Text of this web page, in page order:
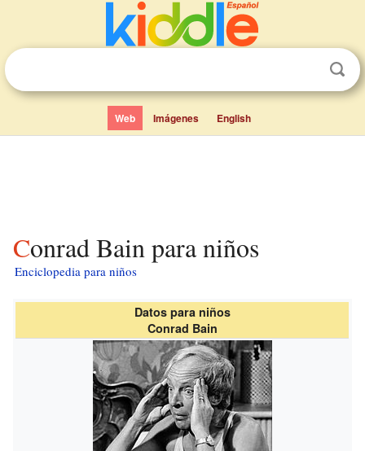
Web Imágenes English
Conrad Bain para niños
Enciclopedia para niños
Datos para niños
Conrad Bain